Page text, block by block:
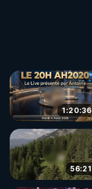
1:20:36
56:21